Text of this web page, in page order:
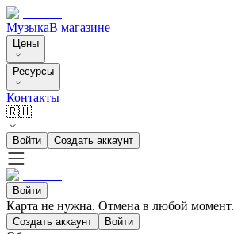
МузыкаВ магазине
Цены
Ресурсы
Контакты
🇷🇺
Войти Создать аккаунт
Войти
Карта не нужна. Отмена в любой момент.
Создать аккаунт Войти